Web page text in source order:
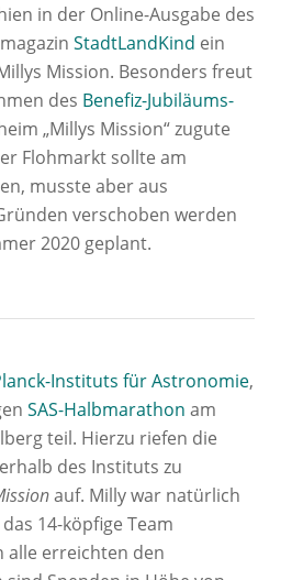
in der Online-Ausgabe des
StadtLandKind ein
Mission. Besonders freut
des Benefiz-Jubiläums-
„Millys Mission“ zugute
Flohmarkt sollte am
musste aber aus
verschoben werden
2020 geplant.
Instituts für Astronomie,
SAS-Halbmarathon am
teil. Hierzu riefen die
des Instituts zu
auf. Milly war natürlich
14-köpfige Team
alle erreichten den